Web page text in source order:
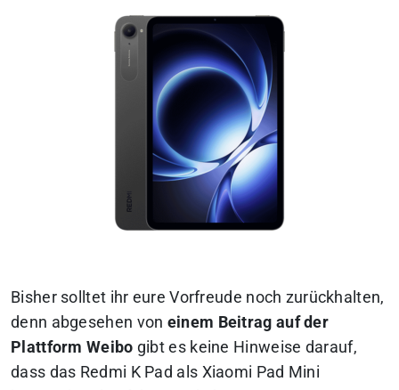
Bisher solltet ihr eure Vorfreude noch zurückhalten,
denn abgesehen von einem Beitrag auf der
Plattform Weibo gibt es keine Hinweise darauf,
dass das Redmi K Pad als Xiaomi Pad Mini